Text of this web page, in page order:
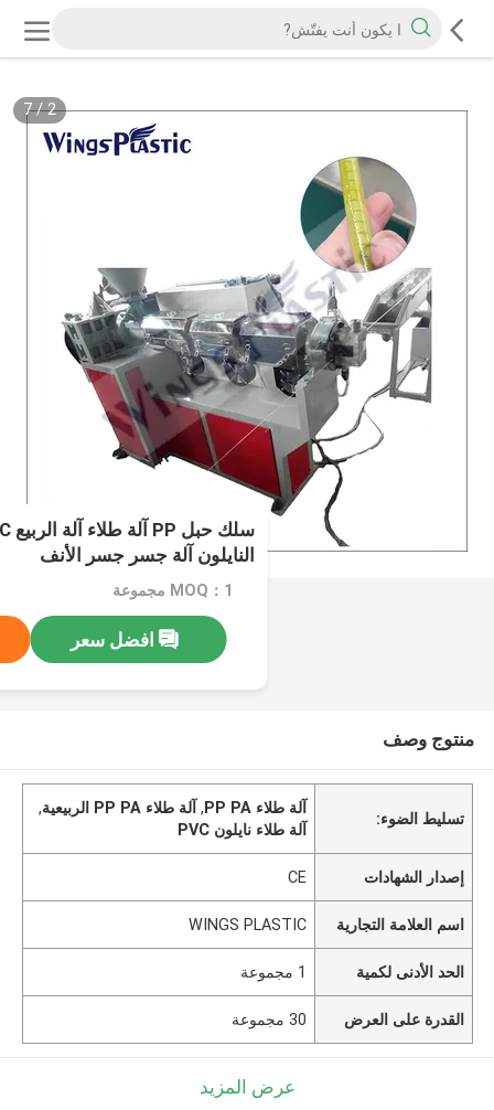
2
/
7
النايلون آلة جسر جسر الأنف
MOQ：1 مجموعة
افضل سعر
منتوج وصف
تسليط الضوء:
آلة طلاء PP PA ,آلة طلاء PP PA الربيعية
,
آلة طلاء نايلون PVC
إصدار الشهادات CE
اسم العلامة التجارية WINGS PLASTIC
الحد الأدنى لكمية 1 مجموعة
القدرة على العرض 30 مجموعة
عرض المزيد